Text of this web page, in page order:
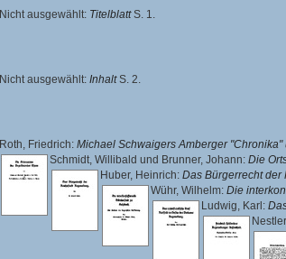
Nicht ausgewählt: TitelblattS. 1.
Nicht ausgewählt: InhaltS. 2.
Roth, Friedrich: Michael Schwaigers Amberger
Schmidt, Willibald und Brunner, Johann: Die
Huber, Heinrich: Das Bürgerrecht der
Wühr, Wilhelm: Die
Ludwig, Karl :